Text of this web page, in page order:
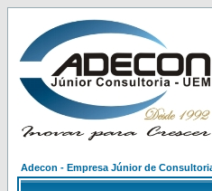
Adecon - Empresa Júnior de